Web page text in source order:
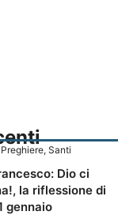
Preghiere, Santi
Dio ci
la riflessione di
gennaio